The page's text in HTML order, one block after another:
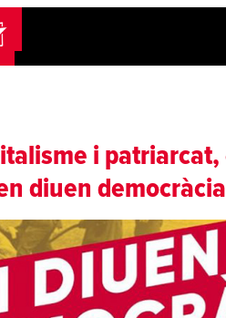
i patriarcat,
diuen